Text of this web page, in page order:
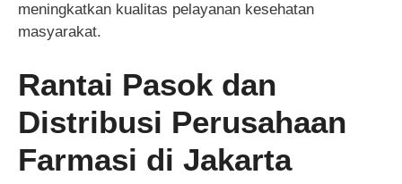
meningkatkan kualitas pelayanan kesehatan
masyarakat.
Rantai Pasok dan
Distribusi Perusahaan
Farmasi di Jakarta